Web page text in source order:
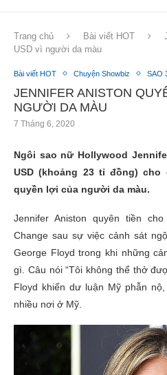
Trang chủ Bài viết HOT
USD vì người da màu
Bài viết HOT Chuyện Showbiz SAO
JENNIFER ANISTON
NGƯỜI DA MÀU
7 Tháng 6, 2020
Ngôi sao nữ Hollywood
USD (khoảng 23 tỉ đồng)
quyền lợi của người da màu.
Jennifer Aniston quyên tiền
Change sau sự việc cảnh sát
George Floyd trong khi những
gì. Câu nói “Tôi không thể thở
Floyd khiến dư luận Mỹ phẫn
nhiều nơi ở Mỹ.